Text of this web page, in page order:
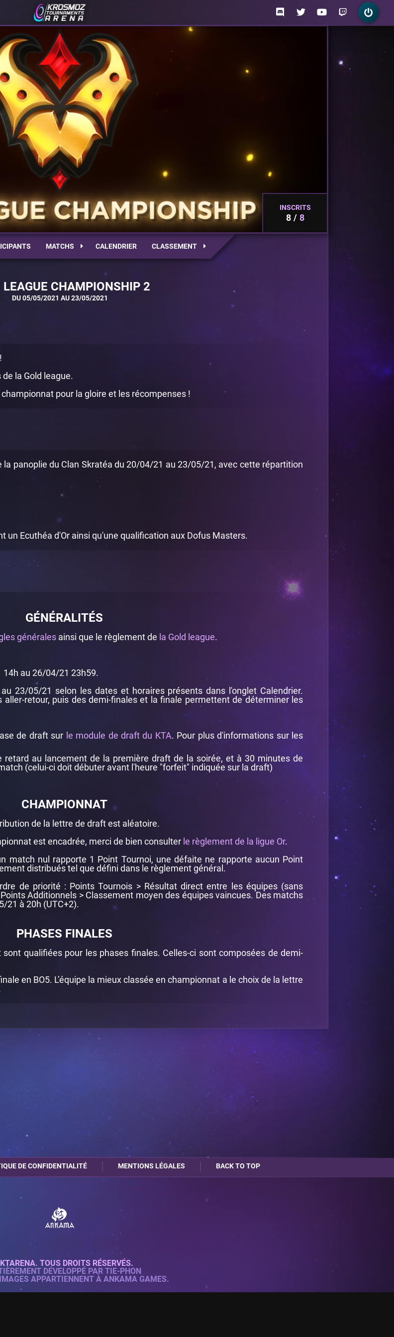
INSCRITS
8 8
MATCHS CALENDRIER CLASSEMENT
LEAGUE CHAMPIONSHIP 2
DU 05/05/2021 AU 23/05/2021
la Gold league.
pour la gloire et les récompenses !
la panoplie du Clan Skratéa du 20/04/21 au 23/05/21, avec cette répartition
un Ecuthéa d'Or ainsi qu'une qualification aux Dofus Masters.
GÉNÉRALITÉS
générales ainsi que le règlement de la Gold league.
au 26/04/21 23h59.
23/05/21 selon les dates et horaires présents dans l'onglet Calendrier.
retour, puis des demi-finales et la finale permettent de déterminer les
de draft sur le module de draft du KTA. Pour plus d'informations sur les
retard au lancement de la première draft de la soirée, et à 30 minutes de
(celui-ci doit débuter avant l'heure "forfeit" indiquée sur la draft)
CHAMPIONNAT
de la lettre de draft est aléatoire.
est encadrée, merci de bien consulter le règlement de la ligue Or.
match nul rapporte 1 Point Tournoi, une défaite ne rapporte aucun Point
distribués tel que défini dans le règlement général.
de priorité : Points Tournois > Résultat direct entre les équipes (sans
Additionnels > Classement moyen des équipes vaincues. Des matchs
21 à 20h (UTC+2).
PHASES FINALES
qualifiées pour les phases finales. Celles-ci sont composées de demi-
en BO5. L’équipe la mieux classée en championnat a le choix de la lettre
DE CONFIDENTIALITÉ MENTIONS LÉGALES BACK TO TOP
TOUS DROITS RÉSERVÉS.
DÉVELOPPÉ PAR TIE-PHON
APPARTIENNENT À ANKAMA GAMES.